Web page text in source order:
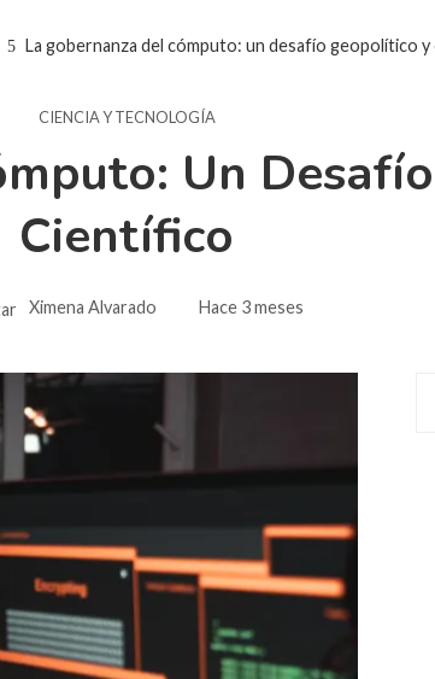
La gobernanza del cómputo: un desafío geopolítico
CIENCIA Y TECNOLOGÍA
Un
Científico
Ximena Alvarado Hace 3 meses